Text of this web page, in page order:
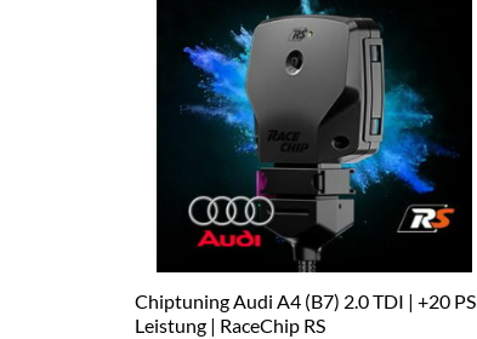
Chiptuning Audi A4 (B7) 2.0 TDI | +20 PS
Leistung | RaceChip RS